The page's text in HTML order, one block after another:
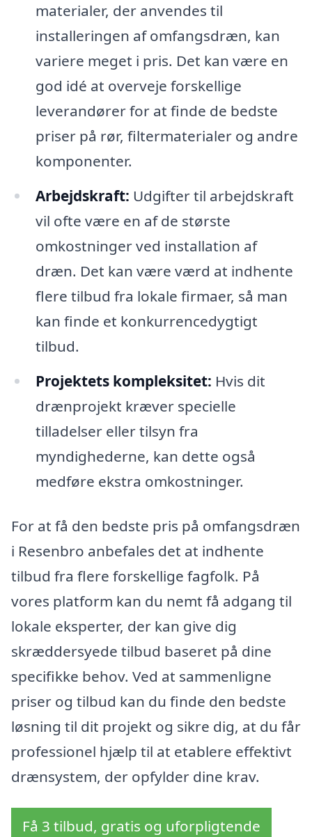
materialer, der anvendes til
installeringen af omfangsdræn, kan
variere meget i pris. Det kan være en
god idé at overveje forskellige
leverandører for at finde de bedste
priser på rør, filtermaterialer og andre
komponenter.
Arbejdskraft: Udgifter til arbejdskraft
vil ofte være en af de største
omkostninger ved installation af
dræn. Det kan være værd at indhente
flere tilbud fra lokale firmaer, så man
kan finde et konkurrencedygtigt
tilbud.
Projektets kompleksitet: Hvis dit
drænprojekt kræver specielle
tilladelser eller tilsyn fra
myndighederne, kan dette også
medføre ekstra omkostninger.
For at få den bedste pris på omfangsdræn
i Resenbro anbefales det at indhente
tilbud fra flere forskellige fagfolk. På
vores platform kan du nemt få adgang til
lokale eksperter, der kan give dig
skræddersyede tilbud baseret på dine
specifikke behov. Ved at sammenligne
priser og tilbud kan du finde den bedste
løsning til dit projekt og sikre dig, at du får
professionel hjælp til at etablere effektivt
drænsystem, der opfylder dine krav.
Få 3 tilbud, gratis og uforpligtende